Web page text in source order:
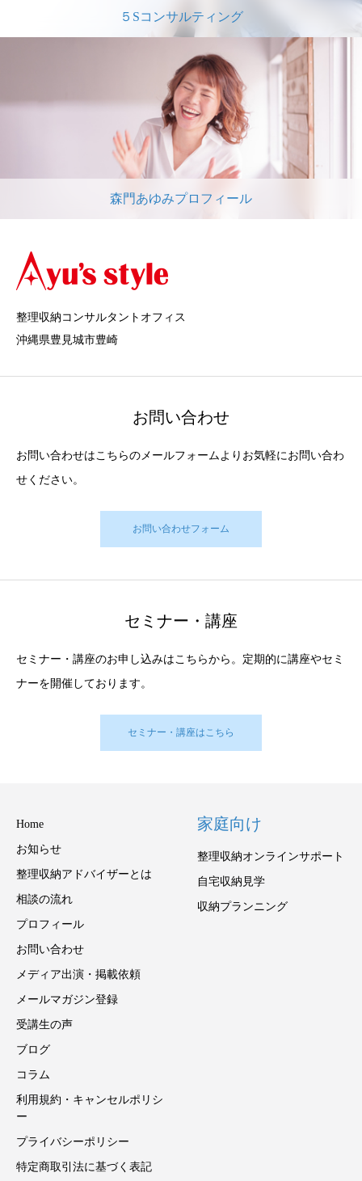
５Sコンサルティング
森門あゆみプロフィール
整理収納コンサルタントオフィス
沖縄県豊見城市豊崎
お問い合わせ
お問い合わせはこちらのメールフォームよりお気軽にお問い合わ
せください。
お問い合わせフォーム
セミナー・講座
セミナー・講座のお申し込みはこちらから。定期的に講座やセミ
ナーを開催しております。
セミナー・講座はこちら
Home
お知らせ
整理収納アドバイザーとは
相談の流れ
プロフィール
お問い合わせ
メディア出演・掲載依頼
メールマガジン登録
受講生の声
ブログ
コラム
利用規約・キャンセルポリシ
ー
プライバシーポリシー
特定商取引法に基づく表記
家庭向け
整理収納オンラインサポート
自宅収納見学
収納プランニング